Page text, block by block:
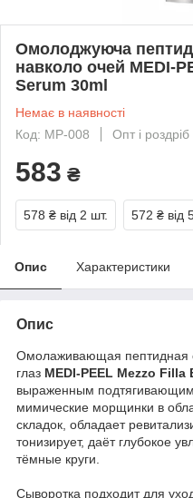
Омолоджуюча
навколо очей MEDI-
Serum 30ml
Немає в наявності
Код: MP-008
Опт і роздріб
583 ₴
578 ₴ від 2 шт. 572 ₴ від
Опис Характеристики
Опис
Омолаживающая пептидная
глаз MEDI-PEEL Mezzo Filla
выраженным
мимические морщинки в
складок, обладает
тонизирует, даёт глубокое
тёмные круги.
Сыворотка подходит для